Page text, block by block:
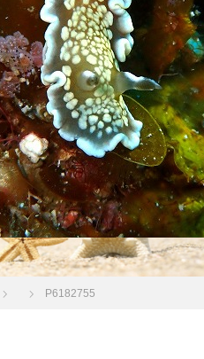
P6182755